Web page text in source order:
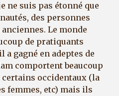
ne suis pas étonné que
des personnes
Le monde
de pratiquants
gagné en adeptes de
comportent beaucoup
occidentaux (la
femmes, etc) mais ils